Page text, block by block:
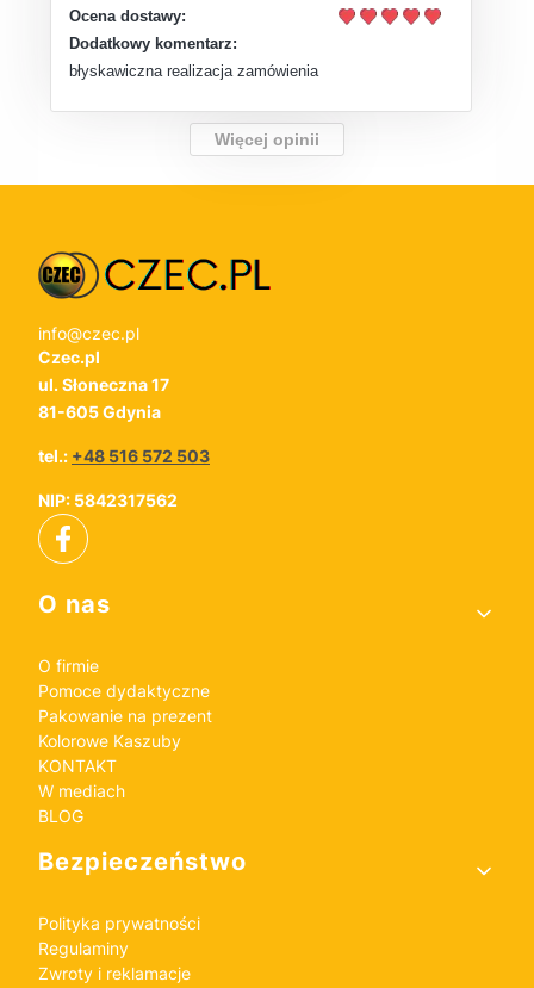
Ocena dostawy:
Dodatkowy komentarz:
błyskawiczna realizacja zamówienia
Więcej opinii
info@czec.pl
Czec.pl
ul. Słoneczna 17
81-605 Gdynia
tel.: +48 516 572 503
NIP: 5842317562
Linki w stopce
O nas
O firmie
Pomoce dydaktyczne
Pakowanie na prezent
Kolorowe Kaszuby
KONTAKT
W mediach
BLOG
Bezpieczeństwo
Polityka prywatności
Regulaminy
Zwroty i reklamacje